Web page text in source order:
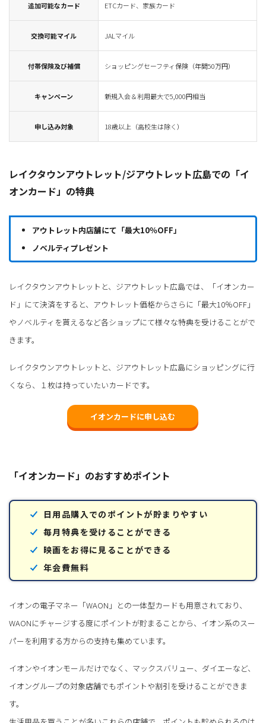
追加可能なカード ETCカード、家族カード
交換可能マイル JALマイル
付帯保険及び補償 ショッピングセーフティ保険（年間50万円）
キャンペーン 新規入会＆利用最大で5,000円相当
申し込み対象 18歳以上（高校生は除く）
レイクタウンアウトレット/ジアウトレット広島での「イ
オンカード」の特典
アウトレット内店舗にて「最大10％OFF」
ノベルティプレゼント
レイクタウンアウトレットと、ジアウトレット広島では、「イオンカー
ド」にて決済をすると、アウトレット価格からさらに「最大10％OFF」
やノベルティを貰えるなど各ショップにて様々な特典を受けることがで
きます。
レイクタウンアウトレットと、ジアウトレット広島にショッピングに行
くなら、１枚は持っていたいカードです。
イオンカードに申し込む
「イオンカード」のおすすめポイント
日用品購入でのポイントが貯まりやすい
毎月特典を受けることができる
映画をお得に見ることができる
年会費無料
イオンの電子マネー「WAON」との一体型カードも用意されており、
WAONにチャージする度にポイントが貯まることから、イオン系のスー
パーを利用する方からの支持も集めています。
イオンやイオンモールだけでなく、マックスバリュー、ダイエーなど、
イオングループの対象店舗でもポイントや割引を受けることができま
す。